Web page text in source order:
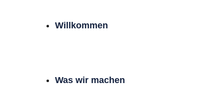
Willkommen
Was wir machen